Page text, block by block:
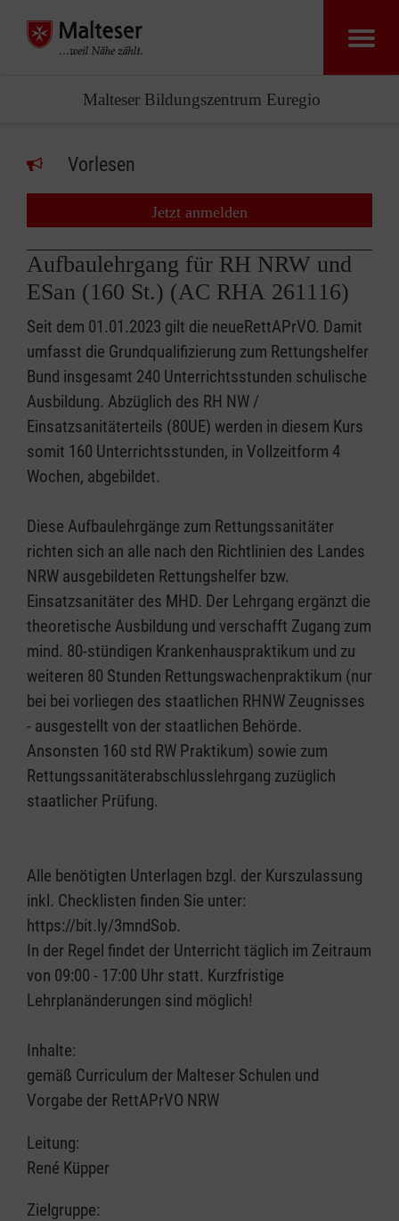
Malteser Bildungszentrum Euregio
Vorlesen
Jetzt anmelden
Aufbaulehrgang für RH NRW und
ESan (160 St.) (AC RHA 261116)
Seit dem 01.01.2023 gilt die neueRettAPrVO. Damit
umfasst die Grundqualifizierung zum Rettungshelfer
Bund insgesamt 240 Unterrichtsstunden schulische
Ausbildung. Abzüglich des RH NW /
Einsatzsanitäterteils (80UE) werden in diesem Kurs
somit 160 Unterrichtsstunden, in Vollzeitform 4
Wochen, abgebildet.
Diese Aufbaulehrgänge zum Rettungssanitäter
richten sich an alle nach den Richtlinien des Landes
NRW ausgebildeten Rettungshelfer bzw.
Einsatzsanitäter des MHD. Der Lehrgang ergänzt die
theoretische Ausbildung und verschafft Zugang zum
mind. 80-stündigen Krankenhauspraktikum und zu
weiteren 80 Stunden Rettungswachenpraktikum (nur
bei bei vorliegen des staatlichen RHNW Zeugnisses
- ausgestellt von der staatlichen Behörde.
Ansonsten 160 std RW Praktikum) sowie zum
Rettungssanitäterabschlusslehrgang zuzüglich
staatlicher Prüfung.
Alle benötigten Unterlagen bzgl. der Kurszulassung
inkl. Checklisten finden Sie unter:
https://bit.ly/3mndSob.
In der Regel findet der Unterricht täglich im Zeitraum
von 09:00 - 17:00 Uhr statt. Kurzfristige
Lehrplanänderungen sind möglich!
Inhalte:
gemäß Curriculum der Malteser Schulen und
Vorgabe der RettAPrVO NRW
Leitung:
René Küpper
Zielgruppe: